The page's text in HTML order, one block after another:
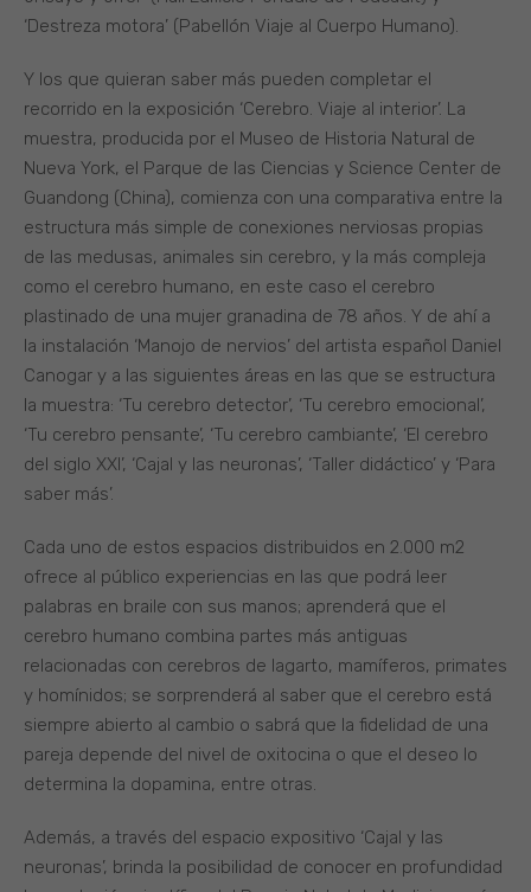
‘Destreza motora’ (Pabellón Viaje al Cuerpo Humano).
Y los que quieran saber más pueden completar el
recorrido en la exposición ‘Cerebro. Viaje al interior’. La
muestra, producida por el Museo de Historia Natural de
Nueva York, el Parque de las Ciencias y Science Center de
Guandong (China), comienza con una comparativa entre la
estructura más simple de conexiones nerviosas propias
de las medusas, animales sin cerebro, y la más compleja
como el cerebro humano, en este caso el cerebro
plastinado de una mujer granadina de 78 años. Y de ahí a
la instalación ‘Manojo de nervios’ del artista español Daniel
Canogar y a las siguientes áreas en las que se estructura
la muestra: ‘Tu cerebro detector’, ‘Tu cerebro emocional’,
‘Tu cerebro pensante’, ‘Tu cerebro cambiante’, ‘El cerebro
del siglo XXI’, ‘Cajal y las neuronas’, ‘Taller didáctico’ y ‘Para
saber más’.
Cada uno de estos espacios distribuidos en 2.000 m2
ofrece al público experiencias en las que podrá leer
palabras en braile con sus manos; aprenderá que el
cerebro humano combina partes más antiguas
relacionadas con cerebros de lagarto, mamíferos, primates
y homínidos; se sorprenderá al saber que el cerebro está
siempre abierto al cambio o sabrá que la fidelidad de una
pareja depende del nivel de oxitocina o que el deseo lo
determina la dopamina, entre otras.
Además, a través del espacio expositivo ‘Cajal y las
neuronas’, brinda la posibilidad de conocer en profundidad